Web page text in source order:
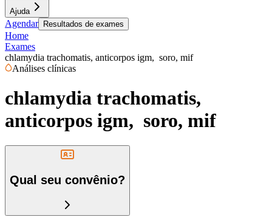
Ajuda
Agendar Resultados de exames
Home
Exames
chlamydia trachomatis, anticorpos igm, soro, mif
Análises clínicas
chlamydia trachomatis,
anticorpos igm, soro, mif
Qual seu convênio?